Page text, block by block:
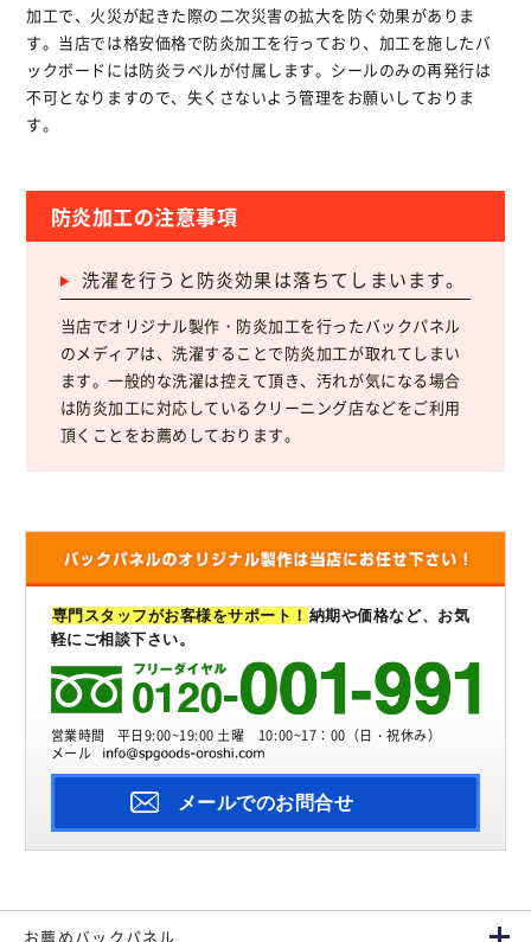
加工で、火災が起きた際の二次災害の拡大を防ぐ効果がありま
す。当店では格安価格で防炎加工を行っており、加工を施したバ
ックボードには防炎ラベルが付属します。シールのみの再発行は
不可となりますので、失くさないよう管理をお願いしておりま
す。
防炎加工の注意事項
洗濯を行うと防炎効果は落ちてしまいます。
当店でオリジナル製作・防炎加工を行ったバックパネル
のメディアは、洗濯することで防炎加工が取れてしまい
ます。一般的な洗濯は控えて頂き、汚れが気になる場合
は防炎加工に対応しているクリーニング店などをご利用
頂くことをお薦めしております。
専門スタッフがお客様をサポート！ 納期や価格など、お気
軽にご相談下さい。
営業時間
平日9:00~19:00 土曜 10:00~17：00（日・祝休み）
メール
メールでのお問合せ
お薦めバックパネル